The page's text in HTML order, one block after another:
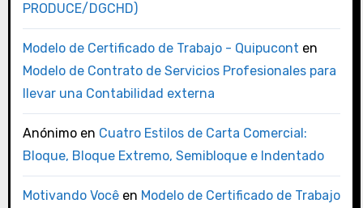
PRODUCE/DGCHD)
Modelo de Certificado de Trabajo - Quipucont en
Modelo de Contrato de Servicios Profesionales para
llevar una Contabilidad externa
Anónimoen Cuatro Estilos de Carta Comercial:
Bloque, Bloque Extremo, Semibloque e Indentado
Motivando Vocêen Modelo de Certificado de Trabajo